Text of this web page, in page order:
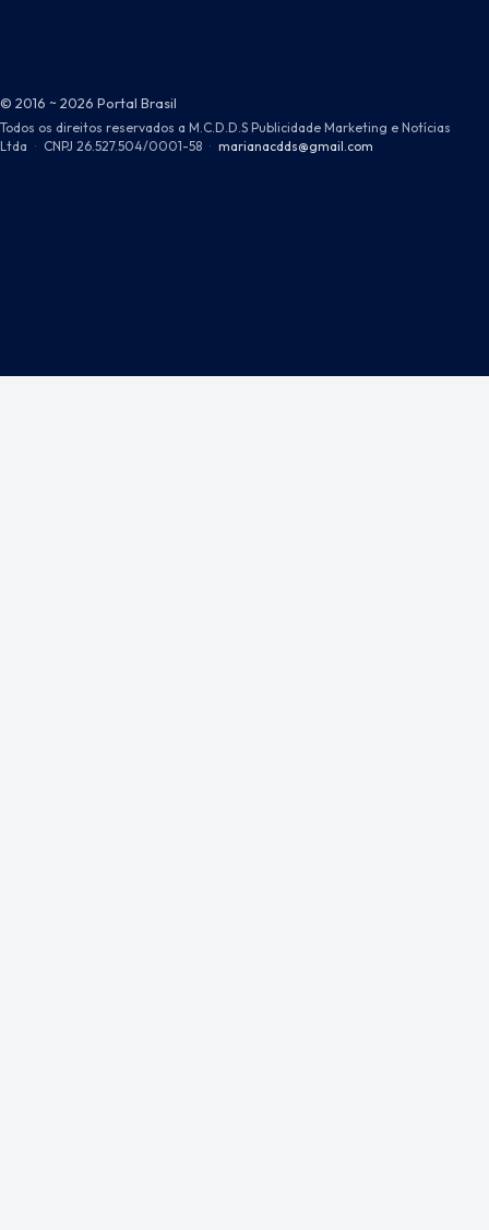
© 2016 ~ 2026 Portal Brasil
Todos os direitos reservados a M.C.D.D.S Publicidade Marketing e Notícias
Ltda · CNPJ 26.527.504/0001-58 · marianacdds@gmail.com